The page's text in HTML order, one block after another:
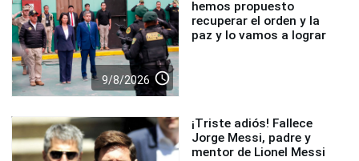
9/8/2026 access_time
hemos propuesto
recuperar el orden y la
paz y lo vamos a lograr
¡Triste adiós! Fallece
Jorge Messi, padre y
mentor de Lionel Messi